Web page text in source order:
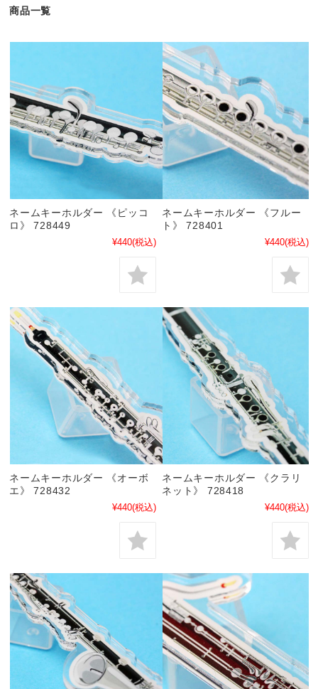
商品一覧
ネームキーホルダー 《ピッコ
ロ》 728449
¥440(税込)
ネームキーホルダー 《フルー
ト》 728401
¥440(税込)
ネームキーホルダー 《オーボ
エ》 728432
¥440(税込)
ネームキーホルダー 《クラリ
ネット》 728418
¥440(税込)